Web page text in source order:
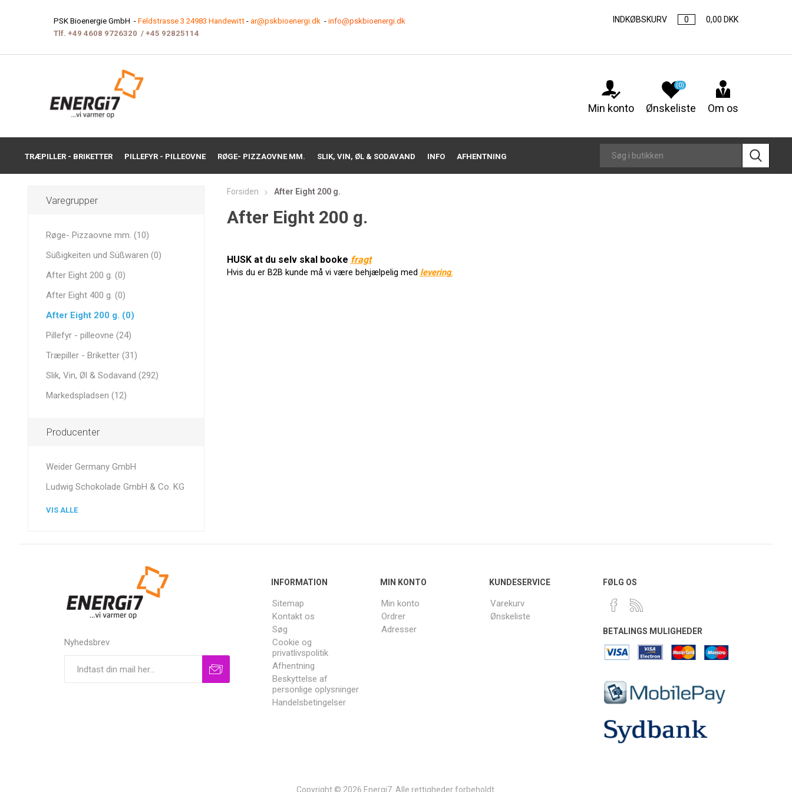
PSK Bioenergie GmbH - Feldstrasse 3 24983 Handewitt- ar@pskbioenergi.dk- info@pskbioenergi.dk
Tlf. +49 4608 9726320 / +45 9282511 4
INDKØBSKURV 0 0,00 DKK
Min konto Ønskeliste
(0)
Om os
TRÆPILLER - BRIKETTER PILLEFYR - PILLEOVNE RØGE- PIZZAOVNE MM. SLIK, VIN, ØL & SODAVAND INFO AFHENTNING
Forsiden After Eight 200 g.
After Eight 200 g.
HUSK at du selv skal booke fragt
Hvis du er B2B kunde må vi være behjælpelig med levering.
Varegrupper
Røge- Pizzaovne mm. (10)
Süßigkeiten und Süßwaren (0)
After Eight 200 g. (0)
After Eight 400 g. (0)
After Eight 200 g. (0)
Pillefyr - pilleovne (24)
Træpiller - Briketter (31)
Slik, Vin, Øl & Sodavand (292)
Markedspladsen (12)
Producenter
Weider Germany GmbH
Ludwig Schokolade GmbH & Co. KG
VIS ALLE
Nyhedsbrev
INFORMATION
Sitemap
Kontakt os
Søg
Cookie og
privatlivspolitik
Afhentning
Beskyttelse af
personlige oplysninger
Handelsbetingelser
MIN KONTO
Min konto
Ordrer
Adresser
KUNDESERVICE
Varekurv
Ønskeliste
FØLG OS
BETALINGS MULIGHEDER
Copyright © 2026 Energi7. Alle rettigheder forbeholdt.